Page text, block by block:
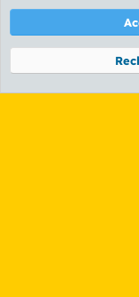
Community platform by